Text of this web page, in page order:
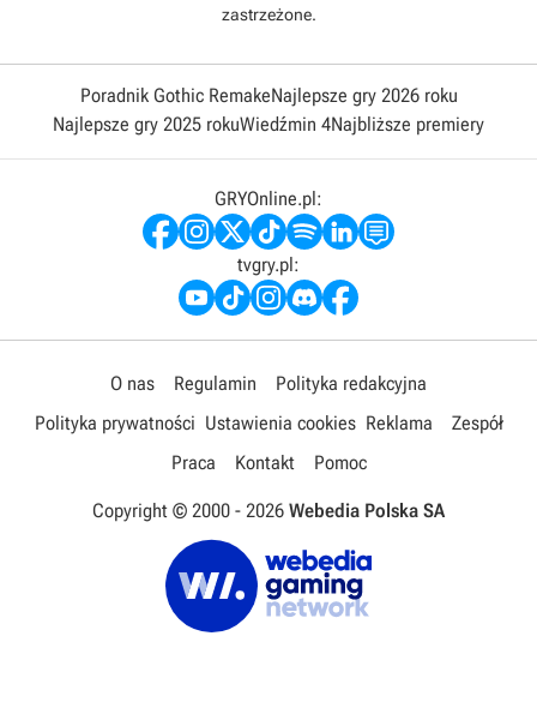
zastrzeżone.
Poradnik Gothic RemakeNajlepsze gry 2026 roku
Najlepsze gry 2025 rokuWiedźmin 4Najbliższe premiery
GRYOnline.pl:
tvgry.pl:
O nas Regulamin
Polityka redakcyjna
Polityka prywatności Ustawienia cookies Reklama
Zespół
Praca
Kontakt Pomoc
Copyright © 2000 - 2026 Webedia Polska SA